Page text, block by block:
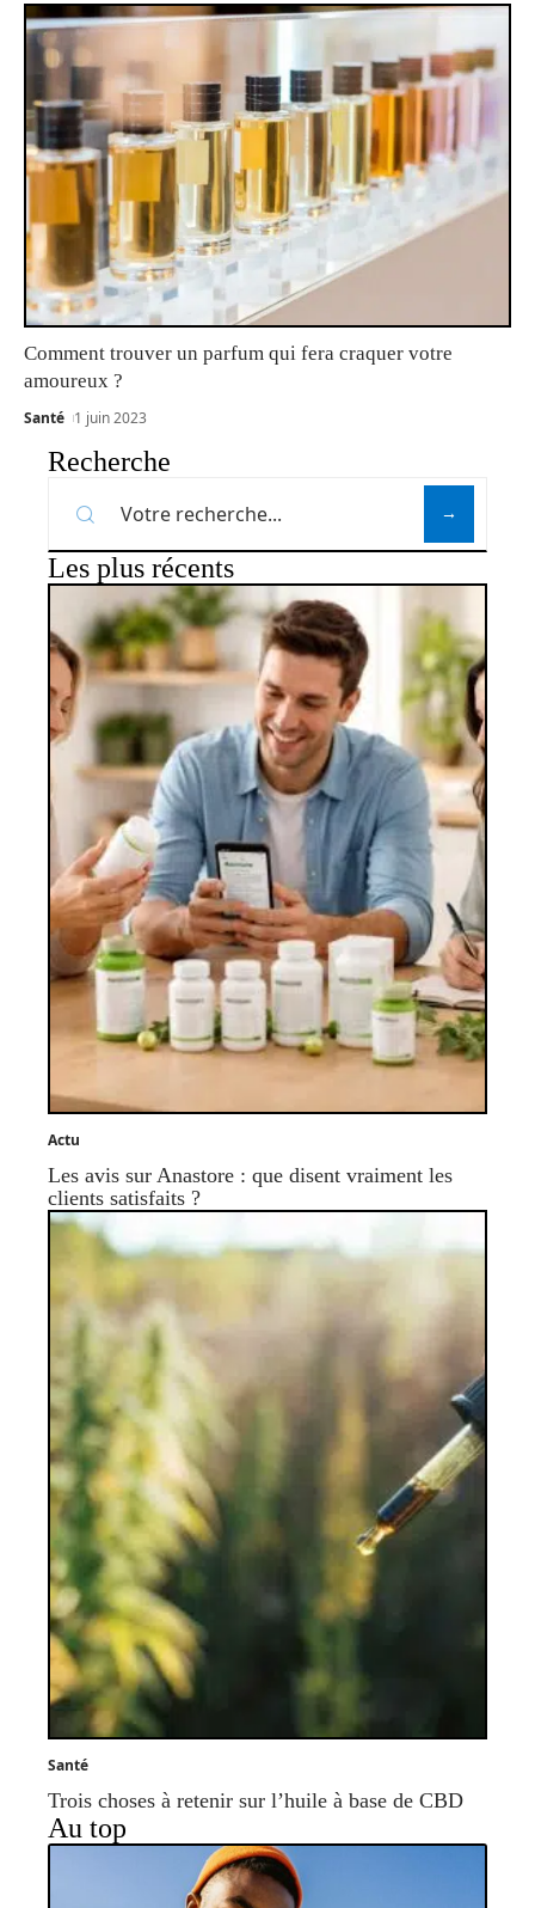
Comment trouver un parfum qui fera craquer votre
amoureux ?
Santé 1 juin 2023
Recherche
Les plus récents
Actu
Les avis sur Anastore : que disent vraiment les
clients satisfaits ?
Santé
Trois choses à retenir sur l’huile à base de CBD
Au top